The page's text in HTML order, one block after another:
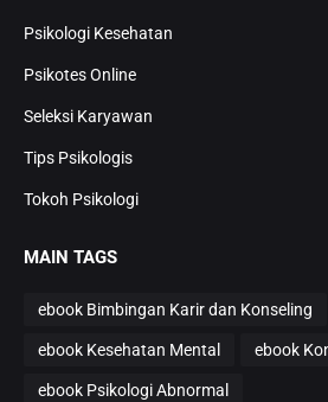
Psikologi Kesehatan
Psikotes Online
Seleksi Karyawan
Tips Psikologis
Tokoh Psikologi
MAIN TAGS
ebook Bimbingan Karir dan Konseling
ebook Kesehatan Mental ebook
ebook Psikologi Abnormal